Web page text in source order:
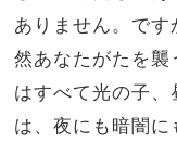
ありません。で
然あなたがたを襲
はすべて光の子、
は、夜にも暗闇